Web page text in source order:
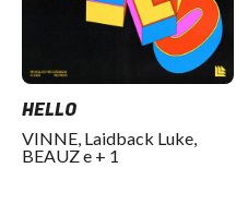
HELLO
VINNE, Laidback Luke,
BEAUZ e + 1